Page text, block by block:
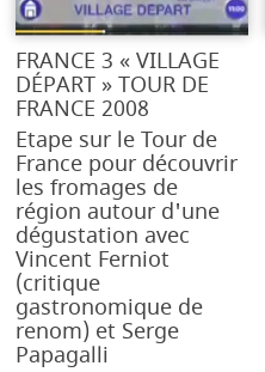
FRANCE 3 « VILLAGE
DÉPART » TOUR DE
FRANCE 2008
Etape sur le Tour de
France pour découvrir
les fromages de
région autour d'une
dégustation avec
Vincent Ferniot
(critique
gastronomique de
renom) et Serge
Papagalli